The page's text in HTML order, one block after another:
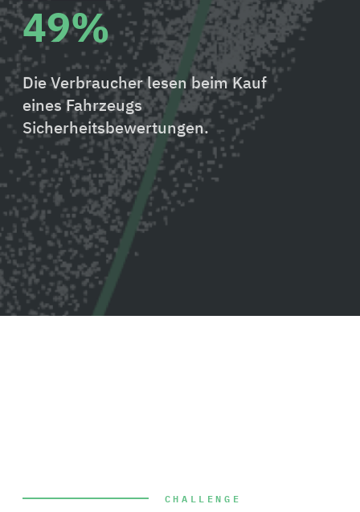
49%
Die Verbraucher lesen beim Kauf
eines Fahrzeugs
Sicherheitsbewertungen.
CHALLENGE